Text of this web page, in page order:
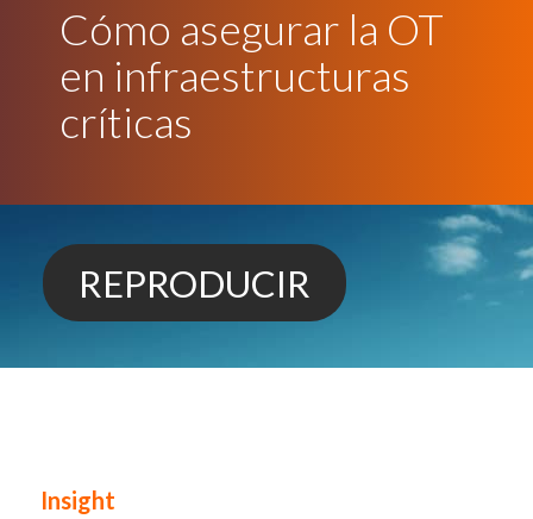
Cómo asegurar la OT
en infraestructuras
críticas
REPRODUCIR
Insight